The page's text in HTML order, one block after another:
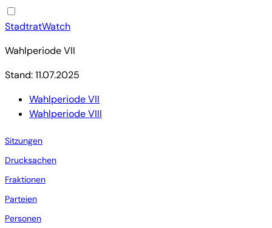
StadtratWatch
Wahlperiode VII
Stand: 11.07.2025
Wahlperiode VII
Wahlperiode VIII
Sitzungen
Drucksachen
Fraktionen
Parteien
Personen